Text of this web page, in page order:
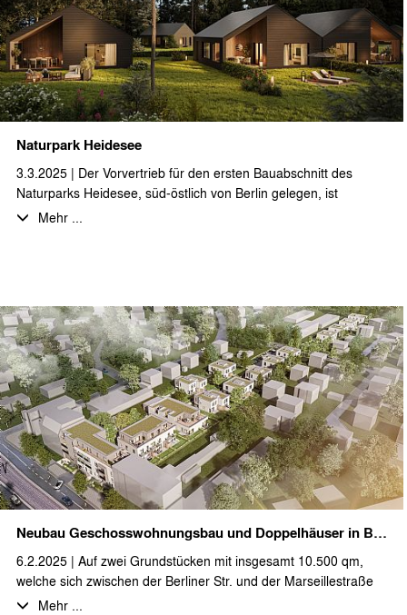
Naturpark Heidesee
3.3.2025 | Der Vorvertrieb für den ersten Bauabschnitt des
Naturparks Heidesee, süd-östlich von Berlin gelegen, ist
erfolgreich gestartet.
umgebenden Seen und Kanälen. In einem ersten Bauabschnitt
ist die Realisierung von neun freistehenden Einzel- und
Doppelhäusern geplant.
Die auf Feriennutzung optimierten Grundrisse mit ca. 65 bzw. 75
m² Wohnfläche bieten viel Raum für eine erholsame Auszeit in
der Natur, aber auch ausreichend Platz und den technischen
Ausstattungsstandard für mobiles Arbeiten. Durch die
Realisierung in Holzständerbauweise und dank eines
nachhaltigen Energiekonzeptes erfüllt das Projekt alle
Ansprüche an zeitgemäßes Bauen und holt ein Stück
skandinavische Ästhetik nach Brandenburg.
Wir bedanken uns bei unseren Auftraggebern und alle
beteiligten Fachplanern für die gute Zusammenarbeit und
freuen uns auf die Fortführung in den weiteren Bauabschnitten.
Mehr ...
Neubau Geschosswohnungsbau und Doppelhäuser in Berliner Straße
6.2.2025 | Auf zwei Grundstücken mit insgesamt 10.500 qm,
welche sich zwischen der Berliner Str. und der Marseillestraße
befinden und sich darüber hinaus bis zum Parkgraben
Mehr ...